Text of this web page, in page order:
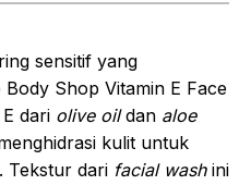
sensitif yang
Shop Vitamin E Face
dari olive oildan aloe
kulit untuk
Tekstur dari facial washini